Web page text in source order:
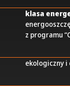
klasa
z programu
ekologiczny i